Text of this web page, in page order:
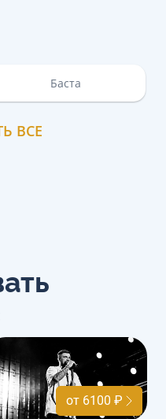
Баста
ВСЕ
от 6100 ₽